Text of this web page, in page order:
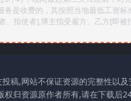
是收费的，其按照当地最低工资标
、指使者],博主指受雇方、乙方[即被
稿,网站不保证资源的完整性以及
归资源原作者所有,请在下载后